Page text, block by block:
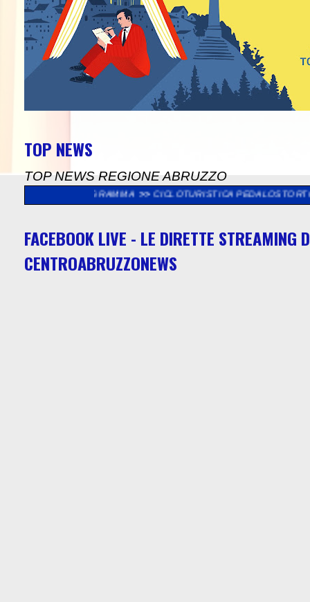
TOP NEWS
TOP NEWS REGIONE ABRUZZO
CICLOTURISTICA PEDALOSTORTO:
FACEBOOK LIVE - LE DIRETTE STREAMING
CENTROABRUZZONEWS